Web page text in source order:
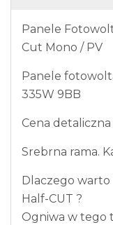
Panele
Cut Mono / PV
Panele
335W 9BB
Cena
Srebrna rama.
Dlaczego
Half-CUT ?
Ogniwa w tego